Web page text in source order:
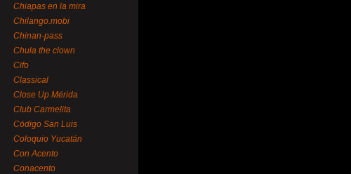
Chiapas en la mira
Chilango.mobi
Chinan-pass
Chula the clown
Cifo
Classical
Close Up Mérida
Club Carmelita
Código San Luis
Coloquio Yucatán
Con Acento
Conacento